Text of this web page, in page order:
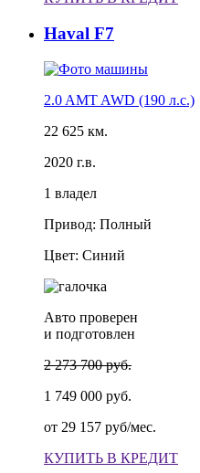
Haval F7
2.0 AMT AWD (190 л.с.)
22 625 км.
2020 г.в.
1 владел
Привод: Полный
Цвет: Синий
Авто проверен
и подготовлен
2 273 700 руб.
1 749 000 руб.
от 29 157 руб/мес.
КУПИТЬ В КРЕДИТ